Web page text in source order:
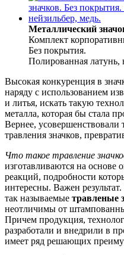
Металлический
Комплект
Без покрытия.
Полированная латунь,
Высокая конкуренция в
наряду с использованием
и литья, искать такую
металла, которая бы стала
Вернее, усовершенствовали
травления значков,
Что такое травление
изготавливаются на основе
реакций, подробности
интересны. Важен
так называемые травленые
неотличимы от
Причем продукция,
разработали и внедрили в
имеет ряд решающих